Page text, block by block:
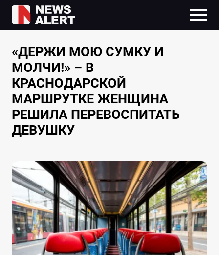
«ДЕРЖИ МОЮ СУМКУ И
МОЛЧИ!» – В
КРАСНОДАРСКОЙ
МАРШРУТКЕ ЖЕНЩИНА
РЕШИЛА ПЕРЕВОСПИТАТЬ
ДЕВУШКУ